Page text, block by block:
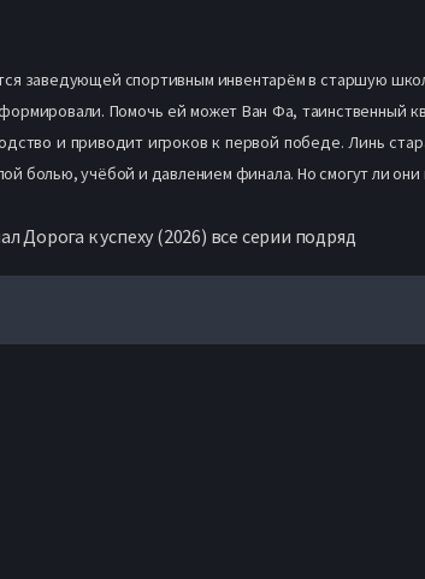
заведующей спортивным инвентарём в старшую
Помочь ей может Ван Фа, таинственный
и приводит игроков к первой победе. Линь
болью, учёбой и давлением финала. Но смогут ли
Дорога к успеху (2026) все серии подряд